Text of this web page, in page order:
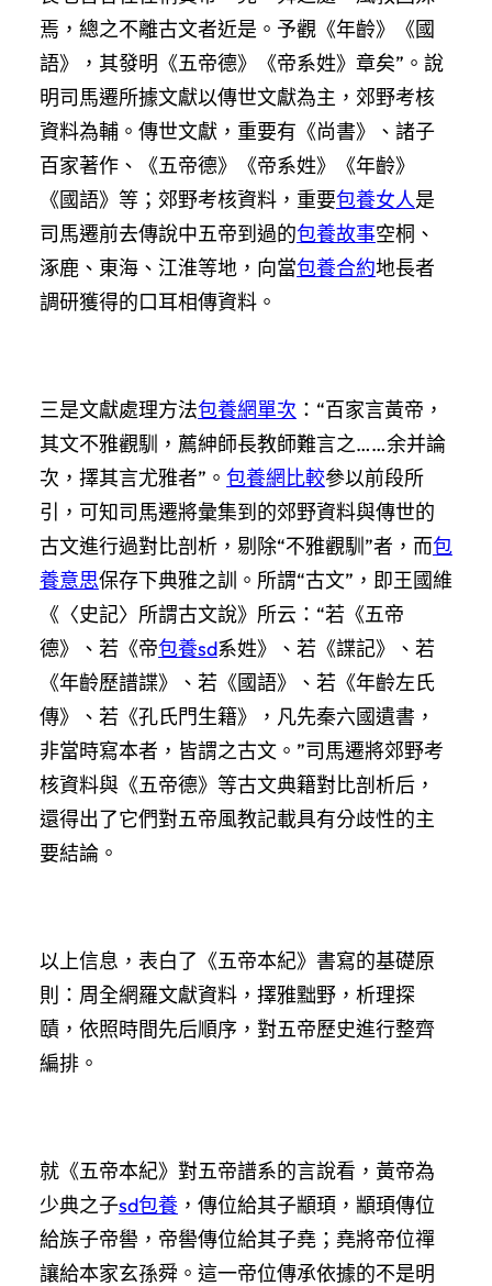
焉，總之不離古文者近是。予觀《年齡》《國
語》，其發明《五帝德》《帝系姓》章矣”。說
明司馬遷所據文獻以傳世文獻為主，郊野考核
資料為輔。傳世文獻，重要有《尚書》、諸子
百家著作、《五帝德》《帝系姓》《年齡》
《國語》等；郊野考核資料，重要包養女人是
司馬遷前去傳說中五帝到過的包養故事空桐、
涿鹿、東海、江淮等地，向當包養合約地長者
調研獲得的口耳相傳資料。
三是文獻處理方法包養網單次 ：“百家言黃帝，
其文不雅觀馴，薦紳師長教師難言之……余并論
次，擇其言尤雅者”。 包養網比較參以前段所
引，可知司馬遷將彙集到的郊野資料與傳世的
古文進行過對比剖析，剔除“不雅觀馴”者，而包
養意思保存下典雅之訓。所謂“古文”，即王國維
《〈史記〉所謂古文說》所云：“若《五帝
德》、若《帝包養sd系姓》、若《諜記》、若
《年齡歷譜諜》、若《國語》、若《年齡左氏
傳》、若《孔氏門生籍》，凡先秦六國遺書，
非當時寫本者，皆謂之古文。”司馬遷將郊野考
核資料與《五帝德》等古文典籍對比剖析后，
還得出了它們對五帝風教記載具有分歧性的主
要結論。
以上信息，表白了《五帝本紀》書寫的基礎原
則：周全網羅文獻資料，擇雅黜野，析理探
賾，依照時間先后順序，對五帝歷史進行整齊
編排。
就《五帝本紀》對五帝譜系的言說看，黃帝為
少典之子sd包養 ，傳位給其子顓頊，顓頊傳位
給族子帝嚳，帝嚳傳位給其子堯；堯將帝位禪
讓給本家玄孫舜。這一帝位傳承依據的不是明